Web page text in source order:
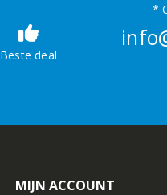
Beste deal
*
MIJN ACCOUNT